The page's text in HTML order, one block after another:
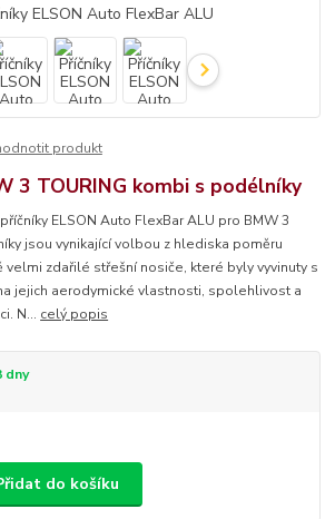
produkt
3 TOURING kombi s podélníky
ELSON Auto FlexBar ALU pro BMW 3
jsou vynikající volbou z hlediska poměru
velmi zdařilé střešní nosiče, které byly vyvinuty s
jejich aerodymické vlastnosti, spolehlivost a
N... celý popis
dny
do košíku